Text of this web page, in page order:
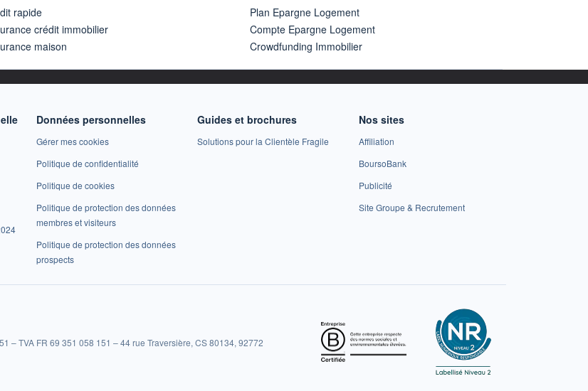
rapide
crédit immobilier
maison
Plan Epargne Logement
Compte Epargne Logement
Crowdfunding Immobilier
Données personnelles
Gérer mes cookies
Politique de confidentialité
Politique de cookies
Politique de protection des données
membres et visiteurs
Politique de protection des données
prospects
Guides et brochures
Solutions pour la Clientèle Fragile
Nos sites
Affiliation
BoursoBank
Publicité
Site Groupe & Recrutement
– TVA FR 69 351 058 151 – 44 rue Traversière, CS 80134, 92772